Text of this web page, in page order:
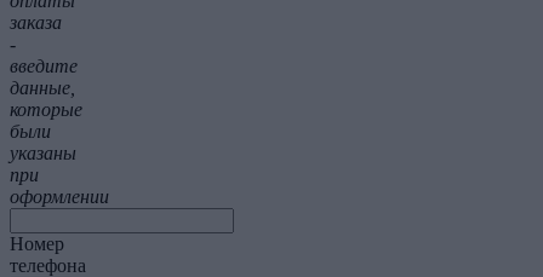
заказа
-
введите
данные,
которые
были
указаны
при
оформлении
Номер
телефона